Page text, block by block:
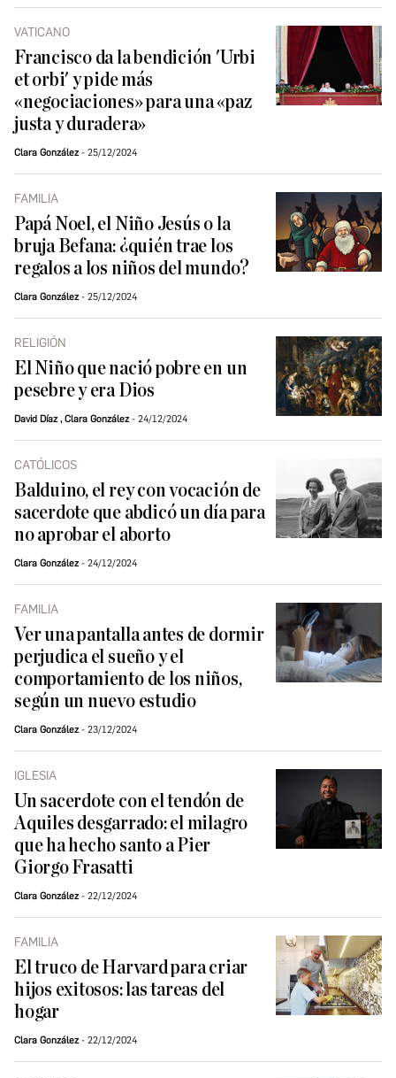
VATICANO
Francisco da la bendición 'Urbi
et orbi' y pide más
«negociaciones» para una «paz
justa y duradera»
Clara González 25/12/2024
FAMILIA
Papá Noel, el Niño Jesús o la
bruja Befana: ¿quién trae los
regalos a los niños del mundo?
Clara González 25/12/2024
RELIGIÓN
El Niño que nació pobre en un
pesebre y era Dios
David Díaz ,Clara González 24/12/2024
CATÓLICOS
Balduino, el rey con vocación de
sacerdote que abdicó un día para
no aprobar el aborto
Clara González 24/12/2024
FAMILIA
Ver una pantalla antes de dormir
perjudica el sueño y el
comportamiento de los niños,
según un nuevo estudio
Clara González 23/12/2024
IGLESIA
Un sacerdote con el tendón de
Aquiles desgarrado: el milagro
que ha hecho santo a Pier
Giorgo Frasatti
Clara González 22/12/2024
FAMILIA
El truco de Harvard para criar
hijos exitosos: las tareas del
hogar
Clara González 22/12/2024